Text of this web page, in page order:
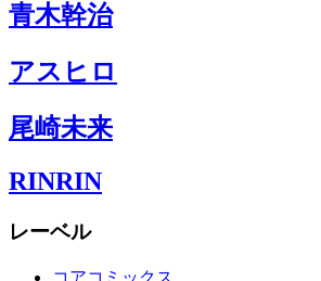
青木幹治
アスヒロ
尾崎未来
RINRIN
レーベル
コアコミックス